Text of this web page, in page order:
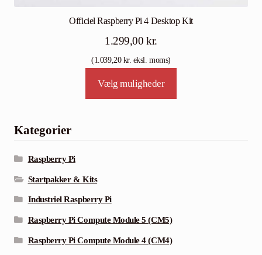
Officiel Raspberry Pi 4 Desktop Kit
1.299,00kr.
(1.039,20kr. eksl. moms)
Vælg muligheder
Kategorier
Raspberry Pi
Startpakker & Kits
Industriel Raspberry Pi
Raspberry Pi Compute Module 5 (CM5)
Raspberry Pi Compute Module 4 (CM4)